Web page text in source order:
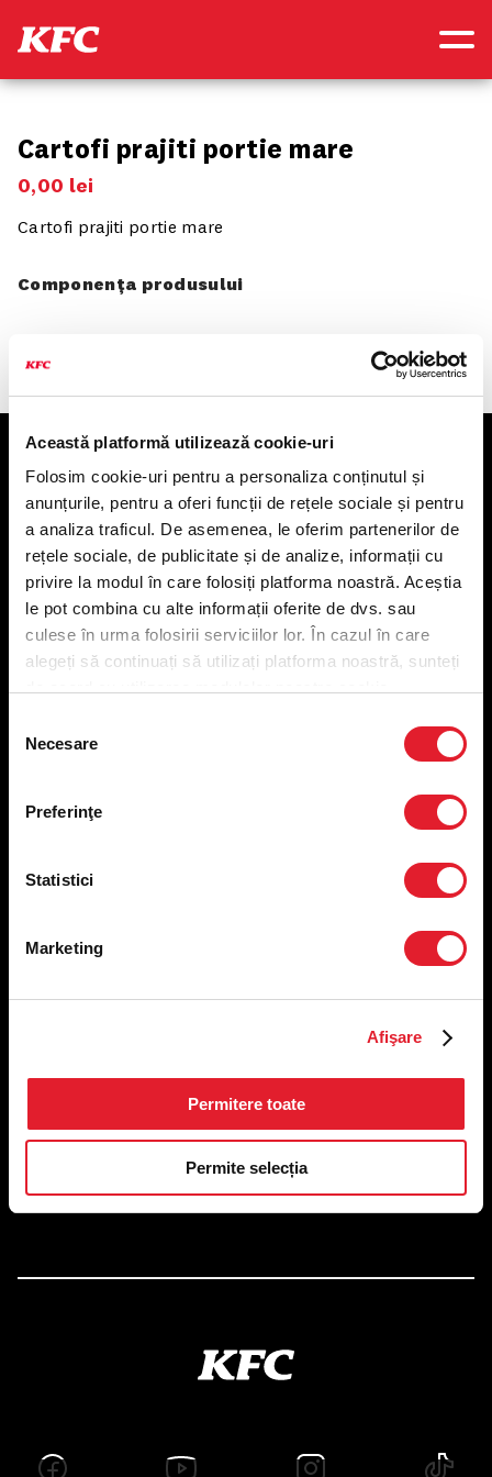
Această platformă utilizează cookie-uri
Folosim cookie-uri pentru a personaliza conținutul și
anunțurile, pentru a oferi funcții de rețele sociale și pentru
a analiza traficul. De asemenea, le oferim partenerilor de
rețele sociale, de publicitate și de analize, informații cu
privire la modul în care folosiți platforma noastră. Aceștia
le pot combina cu alte informații oferite de dvs. sau
culese în urma folosirii serviciilor lor. În cazul în care
alegeți să continuați să utilizați platforma noastră, sunteți
consimțământului
Necesare
Preferinţe
Statistici
Marketing
Afişare
Permitere toate
Permite selecția
Cartofi prajiti portie mare
0,00 lei
Cartofi prajiti portie mare
Componența produsului
KFC
Meniu livrare
Meniu ridicare
Nutriționale și Alergeni
Abonare Newsletter
Contact
Utile
Politica privind prelucrarea datelor
Condiții de desfășurare „Descarcă KFC APP”
Restaurante
CAMERA 5, Etaj 2
Autorizații și avize